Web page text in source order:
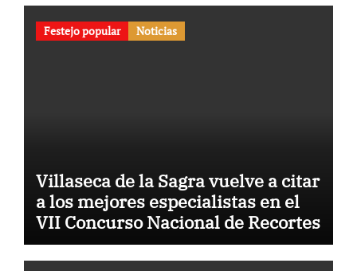
Festejo popular Noticias
Villaseca de la Sagra vuelve a citar
a los mejores especialistas en el
VII Concurso Nacional de Recortes